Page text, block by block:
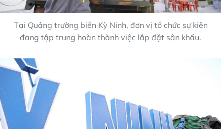
Tại Quảng trường biển Kỳ Ninh, đơn vị tổ chức sự kiện
đang tập trung hoàn thành việc lắp đặt sân khấu.